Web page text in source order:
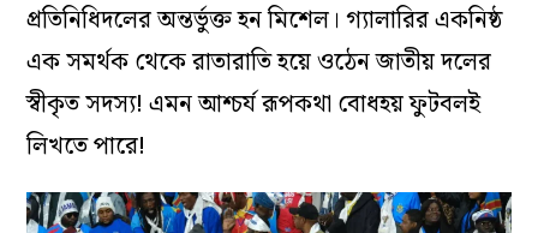
প্রতিনিধিদলের অন্তর্ভুক্ত হন মিশেল। গ্যালারির একনিষ্ঠ
এক সমর্থক থেকে রাতারাতি হয়ে ওঠেন জাতীয় দলের
স্বীকৃত সদস্য! এমন আশ্চর্য রূপকথা বোধহয় ফুটবলই
লিখতে পারে!